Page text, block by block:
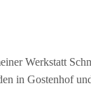
Werkstatt
in Gostenhof